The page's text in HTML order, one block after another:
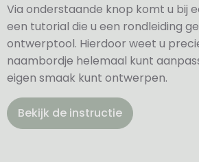
Via onderstaande knop komt u bij
een tutorial die u een rondleiding
ontwerptool. Hierdoor weet u
naambordje helemaal kunt
eigen smaak kunt ontwerpen.
Bekijk de instructie